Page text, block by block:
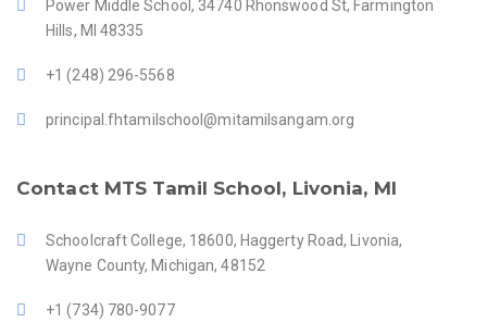
Power Middle School, 34740 Rhonswood St, Farmington
Hills, MI 48335
+1 (248) 296-5568
principal.fhtamilschool@mitamilsangam.org
Contact MTS Tamil School, Livonia, MI
Schoolcraft College, 18600, Haggerty Road, Livonia,
Wayne County, Michigan, 48152
+1 (734) 780-9077